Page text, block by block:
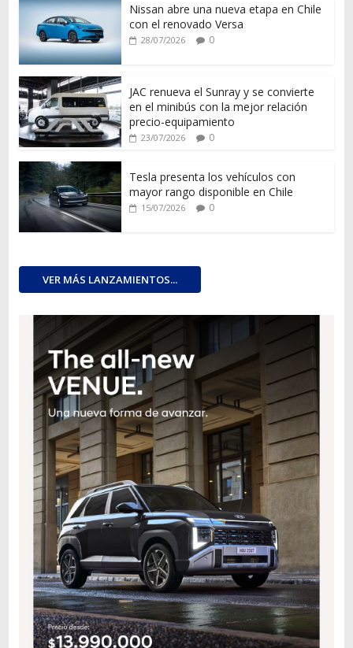
Nissan abre una nueva etapa en Chile
con el renovado Versa
28/07/2026 0
JAC renueva el Sunray y se convierte
en el minibús con la mejor relación
precio-equipamiento
23/07/2026 0
Tesla presenta los vehículos con
mayor rango disponible en Chile
15/07/2026 0
VER MÁS LANZAMIENTOS...